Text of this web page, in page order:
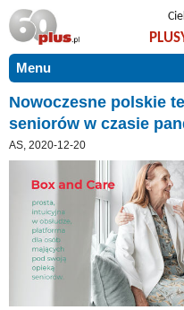
Menu
START
PROMOCJE
ARTYKUŁY
Szczególnie polecamy
Użyteczne porady
Szlachetne zdrowie
Mieszkaj wygodnie i bez
DLA BLISKICH
ZGŁOŚ OFERTĘ
O NAS
KONTAKT
Nowoczesne polskie
seniorów w czasie
AS, 2020-12-20